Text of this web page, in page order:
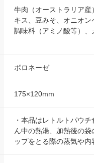
牛肉（オーストラリア
キス、豆みそ、オニオ
調味料（アミノ酸等）、
ボロネーゼ
175×120mm
・本品はレトルトパウ
ん中の熱湯、加熱後の
ップをとる際の蒸気や